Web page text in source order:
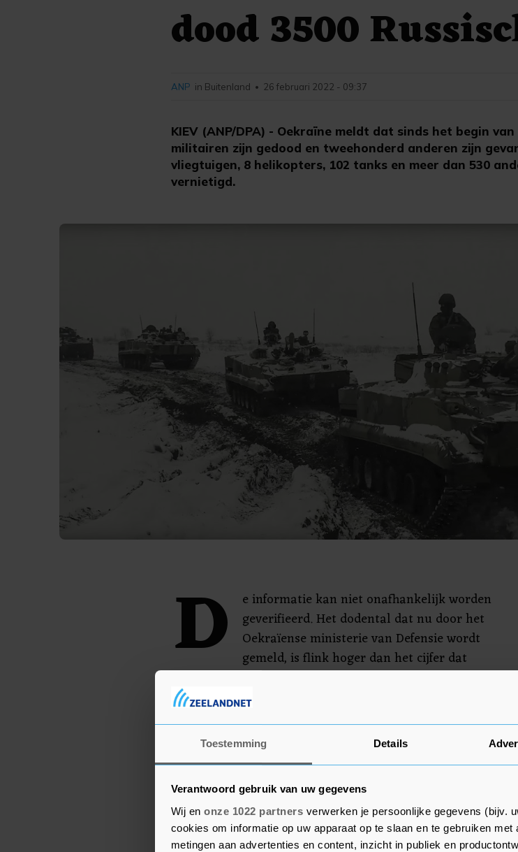
Toestemming Details
Verantwoord gebruik van uw gegevens
Wij en onze 1022 partners verwerken je persoonlijke gegevens (bijv.
cookies om informatie op uw apparaat op te slaan en te gebruiken
metingen aan advertenties en content, inzicht in publiek en
dood 3500
KIEV (ANP/DPA) - Oekraïne meldt dat sinds het begin
militairen zijn gedood en tweehonderd anderen zijn
vliegtuigen, 8 helikopters, 102 tanks en meer dan 530
vernietigd.
ANP in Buitenland • 26 februari 2022 - 09:37
D
e informatie kan niet onafhankelijk worden
geverifieerd. Het dodental dat nu door het
Oekraïense ministerie van Defensie wordt
gemeld, is flink hoger dan het cijfer dat
vrijdagmiddag werd gedeeld. Toen zei Oekraïne dat meer
dan duizend Russische soldaten waren gesneuveld.